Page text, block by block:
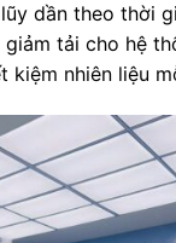
dần theo thời
tải cho hệ
kiệm nhiên liệu